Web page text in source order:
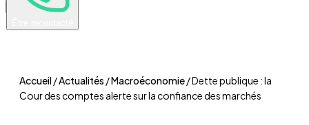
Accueil/Actualités /Macroéconomie/Dette publique : la
Cour des comptes alerte sur la confiance des marchés